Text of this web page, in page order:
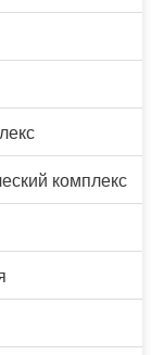
комплекс